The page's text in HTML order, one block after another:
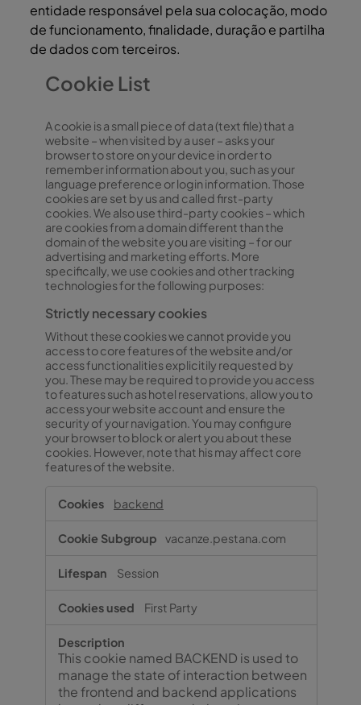
entidade responsável pela sua colocação, modo
de funcionamento, finalidade, duração e partilha
de dados com terceiros.
Cookie List
A cookie is a small piece of data (text file) that a
website – when visited by a user – asks your
browser to store on your device in order to
remember information about you, such as your
language preference or login information. Those
cookies are set by us and called first-party
cookies. We also use third-party cookies – which
are cookies from a domain different than the
domain of the website you are visiting – for our
advertising and marketing efforts. More
specifically, we use cookies and other tracking
technologies for the following purposes:
Strictly necessary cookies
Without these cookies we cannot provide you
access to core features of the website and/or
access functionalities explicitily requested by
you. These may be required to provide you access
to features such as hotel reservations, allow you to
access your website account and ensure the
security of your navigation. You may configure
your browser to block or alert you about these
cookies. However, note that his may affect core
features of the website.
necessary
backend
vacanze.pestana.com
Session
First Party
This cookie named BACKEND is used to
manage the state of interaction between
the frontend and backend applications